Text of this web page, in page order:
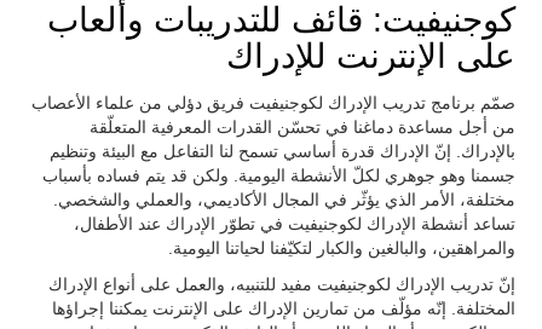
كوجنيفيت: قائف للتدريبات وألعاب
على الإنترنت للإدراك
صمّم برنامج تدريب الإدراك لكوجنيفيت فريق دؤلي من علماء الأعصاب
من أجل مساعدة دماغنا في تحسّن القدرات المعرفية المتعلّقة
بالإدراك. إنّ الإدراك قدرة أساسي تسمح لنا التفاعل مع البيئة وتنظيم
جسمنا وهو جوهري لكلّ الأنشطة اليومية. ولكن قد يتم فساده بأسباب
مختلفة، الأمر الذي يؤثّر في المجال الأكاديمي، والعملي والشخصي.
تساعد أنشطة الإدراك لكوجنيفيت في تطوّر الإدراك عند الأطفال،
والمراهقين، والبالغين والكبار لتكيّفنا لحياتنا اليومية.
إنّ تدريب الإدراك لكوجنيفيت مفيد للتنبيه، والعمل على أنواع الإدراك
المختلفة. إنّه مؤلّف من تمارين الإدراك على الإنترنت يمكننا إجراؤها